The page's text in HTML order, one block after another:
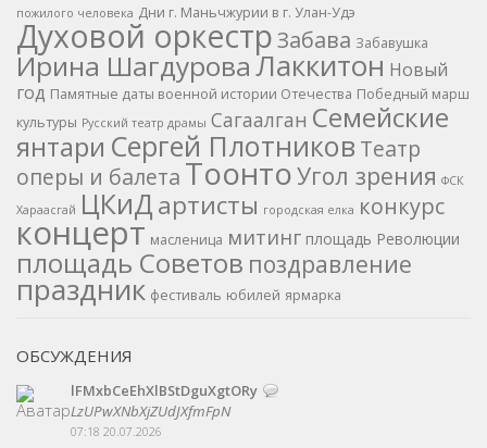
пожилого человека Дни г. Маньчжурии в г. Улан-Удэ
Духовой оркестрЗабава Забавушка
Ирина ШагдуроваЛаккитон Новый
год Памятные даты военной истории Отечества Победный марш
культуры Русский театр драмы Сагаалган Семейские
янтари Сергей Плотников Театр
оперы и балета ТоонтоУгол зрения ФСК
Хараасгай ЦКиДартисты городская елка конкурс
концерт масленица митинг площадь Революции
площадь Советов поздравление
праздник фестиваль юбилей ярмарка
ОБСУЖДЕНИЯ
lFMxbCeEhXlBStDguXgtORy
LzUPwXNbXjZUdJXfmFpN
07:18 20.07.2026